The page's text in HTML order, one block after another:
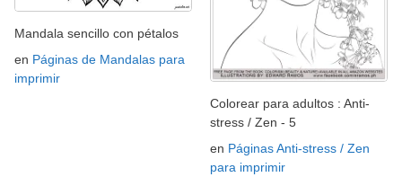
Mandala sencillo con pétalos
en Páginas de Mandalas para
imprimir
Colorear para adultos : Anti-
stress / Zen - 5
en Páginas Anti-stress / Zen
para imprimir